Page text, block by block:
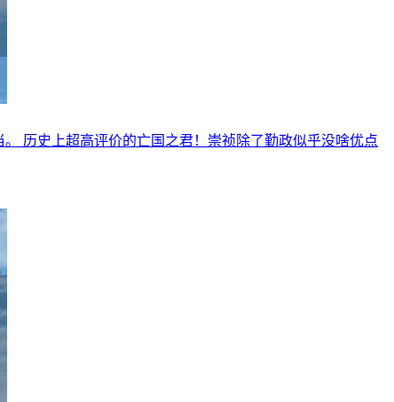
历史上超高评价的亡国之君！崇祯除了勤政似乎没啥优点